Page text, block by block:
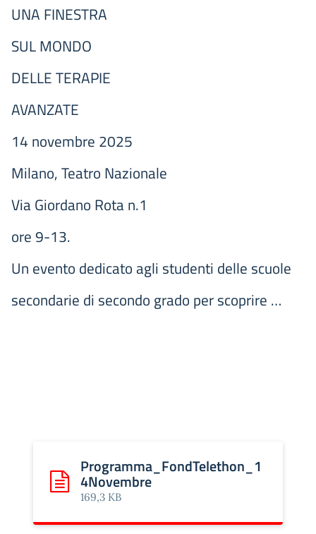
UNA FINESTRA
SUL MONDO
DELLE TERAPIE
AVANZATE
14 novembre 2025
Milano, Teatro Nazionale
Via Giordano Rota n.1
ore 9-13.
Un evento dedicato agli studenti delle scuole
secondarie di secondo grado per scoprire …
Scarica: Programma_FondTelethon_14Novembre
Programma_FondTelethon_1
4Novembre
169,3 KB